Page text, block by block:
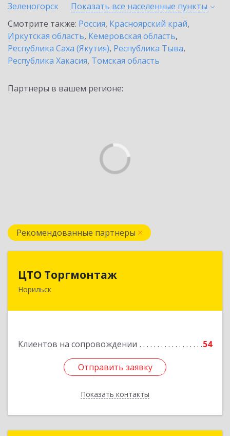
Зеленогорск
Показать все населенные пункты
Смотрите также: Россия, Красноярский край,
Иркутская область, Кемеровская область,
Республика Саха (Якутия), Республика Тыва,
Республика Хакасия, Томская область
Партнеры в вашем регионе:
Рекомендованные партнеры
ЦТО Торгмонтаж
Норильск
Клиентов на сопровождении 54
Отправить заявку
Показать контакты
663305, Красноярский край, Норильск г,
Отправить заявку
Назад